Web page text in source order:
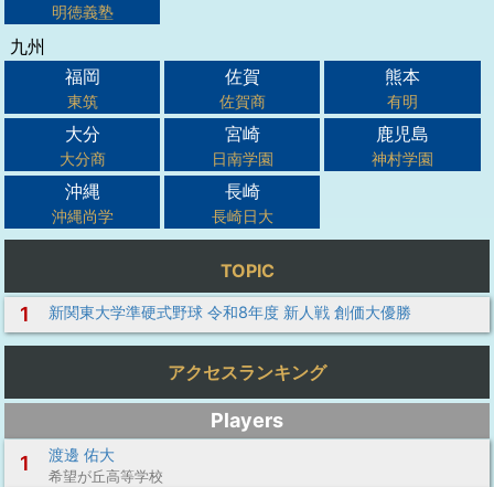
明徳義塾
九州
福岡
東筑
佐賀
佐賀商
熊本
有明
大分
大分商
宮崎
日南学園
鹿児島
神村学園
沖縄
沖縄尚学
長崎
長崎日大
TOPIC
1 新関東大学準硬式野球 令和8年度 新人戦 創価大優勝
アクセスランキング
Players
1
渡邊 佑大
希望が丘高等学校